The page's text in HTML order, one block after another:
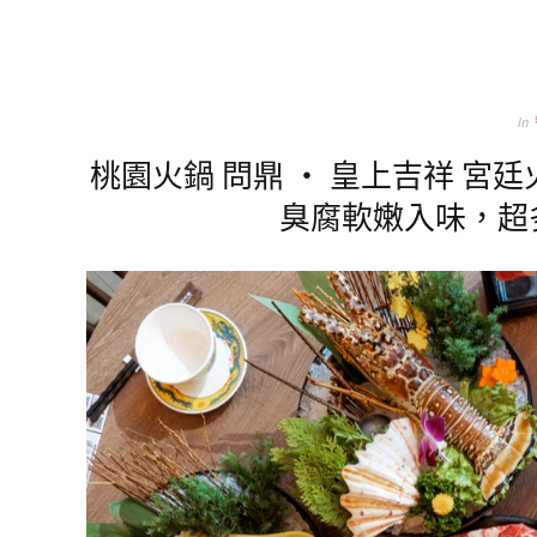
In
桃園火鍋 問鼎 ‧ 皇上吉祥 宮
臭腐軟嫩入味，